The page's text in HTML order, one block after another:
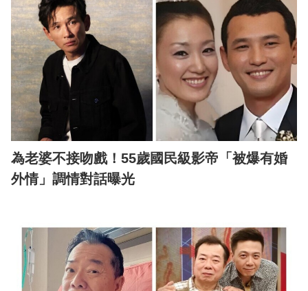
為老婆不接吻戲！55歲國民級影帝「被爆有婚
外情」調情對話曝光